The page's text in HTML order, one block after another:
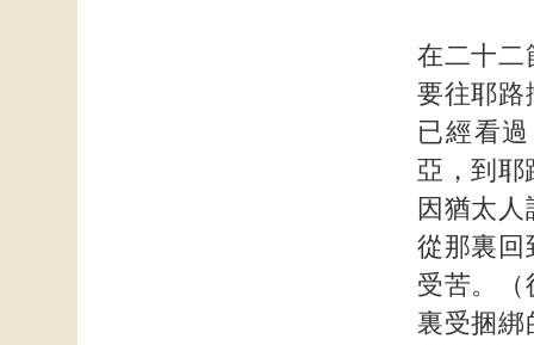
在二十二
要往耶路
已經看
亞，到耶
因猶太
從那裏回
受苦。（
裏受捆綁